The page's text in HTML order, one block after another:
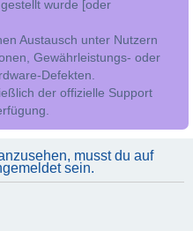
wurde [oder
Austausch unter Nutzern
Gewährleistungs- oder
Defekten.
der offizielle Support
musst du auf
sein.